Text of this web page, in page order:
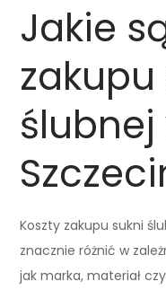
Jakie
zakupu
ślubnej
Koszty zakupu sukni
znacznie różnić w
jak marka, materiał